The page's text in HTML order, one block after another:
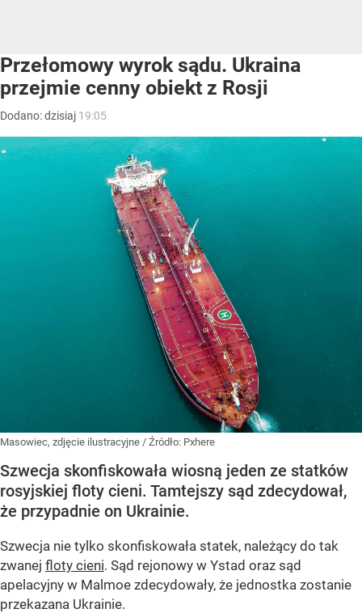
Przełomowy wyrok sądu. Ukraina
przejmie cenny obiekt z Rosji
Dodano:dzisiaj 19:05
Masowiec, zdjęcie ilustracyjne / Źródło: Pxhere
Szwecja skonfiskowała wiosną jeden ze statków
rosyjskiej floty cieni. Tamtejszy sąd zdecydował,
że przypadnie on Ukrainie.
Szwecja nie tylko skonfiskowała statek, należący do tak
zwanej floty cieni. Sąd rejonowy w Ystad oraz sąd
apelacyjny w Malmoe zdecydowały, że jednostka zostanie
przekazana Ukrainie.